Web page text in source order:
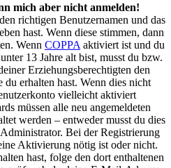
mich aber nicht anmelden!
richtigen Benutzernamen und das
hast. Wenn diese stimmen, dann
Wenn COPPA aktiviert ist und du
13 Jahre alt bist, musst du bzw.
Erziehungsberechtigten den
erhalten hast. Wenn dies nicht
vielleicht aktiviert
müssen alle neu angemeldeten
werden – entweder musst du dies
Bei der Registrierung
Aktivierung nötig ist oder nicht.
hast, folge den dort enthaltenen